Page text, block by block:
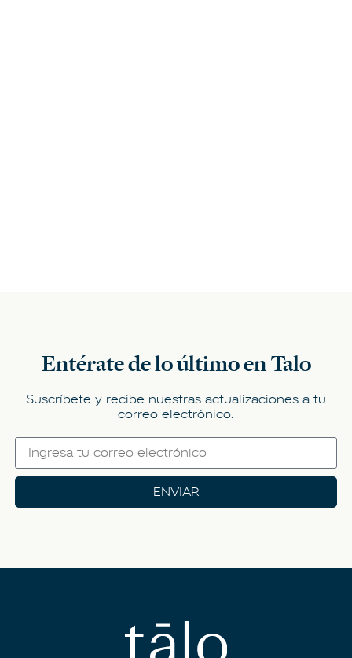
Entérate de lo último en Talo
Suscríbete y recibe nuestras actualizaciones a tu
correo electrónico.
ENVIAR